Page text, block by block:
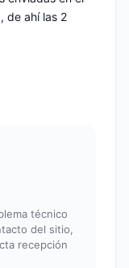
de ahí las 2
técnico
del sitio,
recepción